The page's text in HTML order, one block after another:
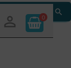
 0
